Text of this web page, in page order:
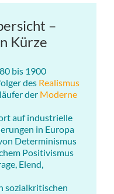
–
Kürze
bis 1900
des Realismus
der Moderne
auf industrielle
in Europa
Determinismus
Positivismus
Elend,
sozialkritischen